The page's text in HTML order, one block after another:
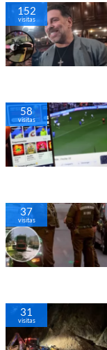
152
visitas
58
visitas
37
visitas
31
visitas